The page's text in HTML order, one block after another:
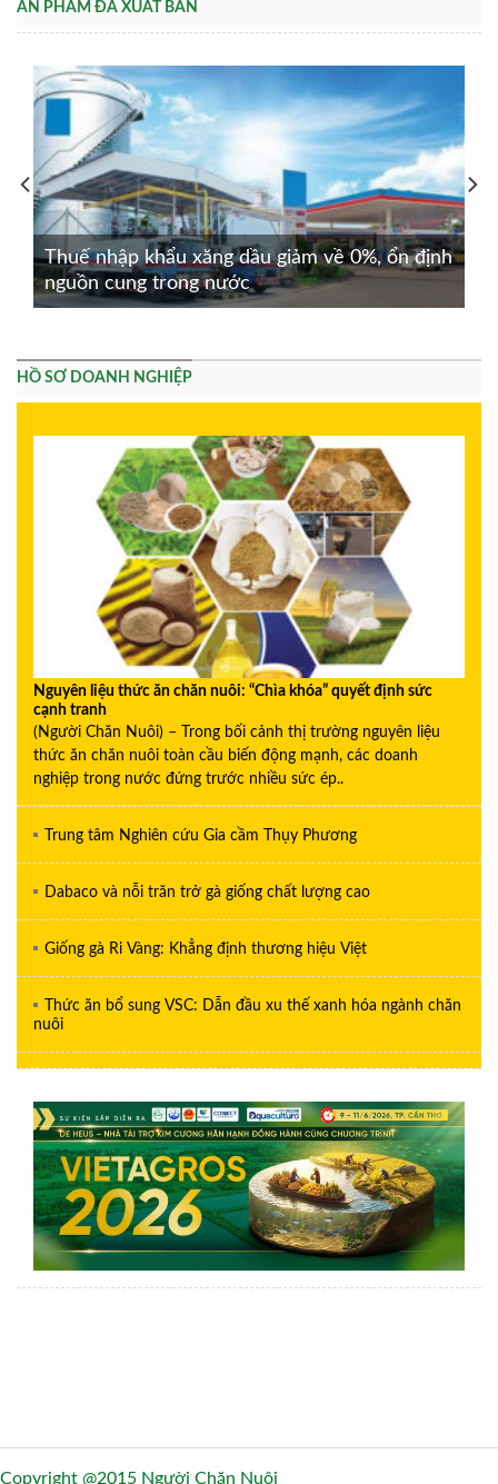
ẤN PHẨM ĐÃ XUẤT BẢN
Thuế nhập khẩu xăng dầu giảm về 0%, ổn định
nguồn cung trong nước
HỒ SƠ DOANH NGHIỆP
Nguyên liệu thức ăn chăn nuôi: “Chìa khóa” quyết định sức
cạnh tranh
(Người Chăn Nuôi) – Trong bối cảnh thị trường nguyên liệu
thức ăn chăn nuôi toàn cầu biến động mạnh, các doanh
nghiệp trong nước đứng trước nhiều sức ép..
Trung tâm Nghiên cứu Gia cầm Thụy Phương
Dabaco và nỗi trăn trở gà giống chất lượng cao
Giống gà Ri Vàng: Khẳng định thương hiệu Việt
Thức ăn bổ sung VSC: Dẫn đầu xu thế xanh hóa ngành chăn
nuôi
Copyright @2015 Người Chăn Nuôi